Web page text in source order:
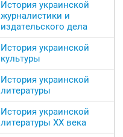
История украинской
журналистики и
издательского дела
История украинской
культуры
История украинской
литературы
История украинской
литературы ХХ века